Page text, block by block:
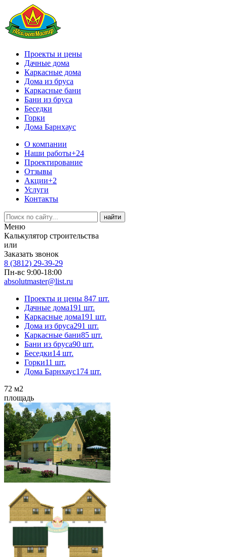
Проекты и цены
Дачные дома
Каркасные дома
Дома из бруса
Каркасные бани
Бани из бруса
Беседки
Горки
Дома Барнхаус
О компании
Наши работы+24
Проектирование
Отзывы
Акции+2
Услуги
Контакты
Меню
Калькулятор строительства
или
Заказать звонок
8 (3812) 29-39-29
Пн-вс 9:00-18:00
absolutmaster@list.ru
Проекты и цены 847 шт.
Дачные дома191 шт.
Каркасные дома191 шт.
Дома из бруса291 шт.
Каркасные бани85 шт.
Бани из бруса90 шт.
Беседки14 шт.
Горки11 шт.
Дома Барнхаус174 шт.
72 м2
площадь